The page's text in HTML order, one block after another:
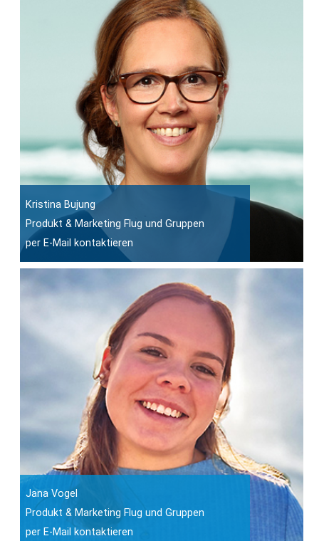
Kristina Bujung
Produkt & Marketing Flug und Gruppen
per E-Mail kontaktieren
Jana Vogel
Produkt & Marketing Flug und Gruppen
per E-Mail kontaktieren